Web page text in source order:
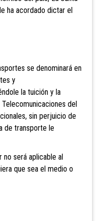
ha acordado dictar el
se denominará en
y
la tuición y la
del
sin perjuicio de
de transporte le
será aplicable al
que sea el medio o